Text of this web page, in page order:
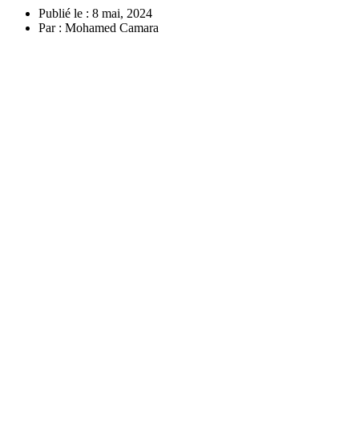
Publié le : 8 mai, 2024
Par : Mohamed Camara